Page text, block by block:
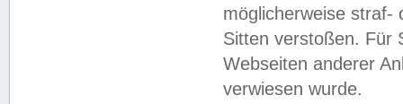
möglicherweise straf-
Sitten verstoßen. Für
Webseiten anderer
verwiesen wurde.